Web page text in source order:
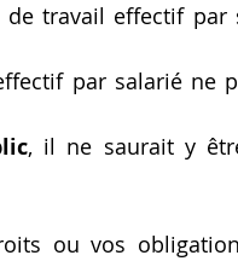
de travail effectif
par salarié ne
, il ne saurait y
ou vos